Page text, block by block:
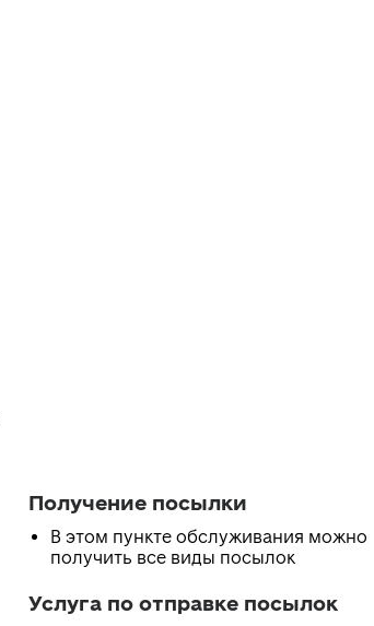
Получение посылки
В этом пункте обслуживания можно
получить все виды посылок
Услуга по отправке посылок